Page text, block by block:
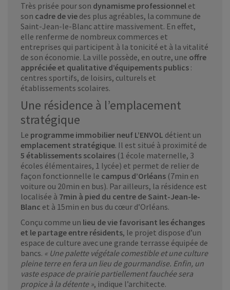
Très prisée pour son dynamisme professionnel et
son cadre de vie des plus agréables, la commune de
Saint-Jean-le-Blanc attire massivement. En effet,
elle renferme de nombreux commerces et
entreprises qui participent à la tonicité et à la vitalité
de son économie. La ville possède, en outre, une offre
appréciée et qualitative d’équipements publics :
centres sportifs, de loisirs, culturels et
établissements scolaires.
Une résidence à l’emplacement
stratégique
Le programme immobilier neuf L’ENVOL détient un
emplacement stratégique. Il est situé à proximité de
5 établissements scolaires (1 école maternelle, 3
écoles élémentaires, 1 lycée) et permet de relier de
façon fonctionnelle le campus d’Orléans (7min en
voiture ou 20min en bus). Par ailleurs, la résidence est
localisée à 7min à pied du centre de Saint-Jean-le-
Blanc et à 15min en bus du cœur d’Orléans.
Conçu comme un lieu de vie favorisant les échanges
et le partage entre résidents, le projet dispose d’un
espace de culture avec une grande terrasse équipée de
bancs. « Une palette végétale comestible et une culture
pleine terre en fera un lieu de gourmandise. Enfin, un
vaste espace de prairie partiellement fauchée sera
propice à la détente », indique l’architecte.